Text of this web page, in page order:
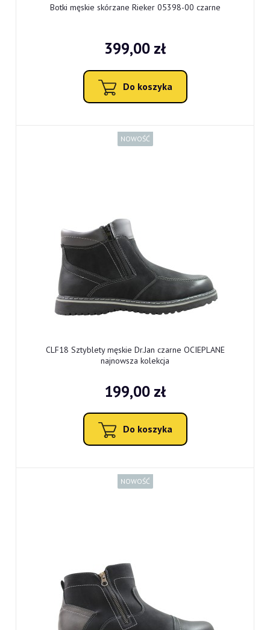
Botki męskie skórzane Rieker 05398-00 czarne
399,00 zł
Do koszyka
CLF18 Sztyblety męskie Dr.Jan czarne OCIEPLANE
najnowsza kolekcja
199,00 zł
Do koszyka
NOWOŚĆ
NOWOŚĆ